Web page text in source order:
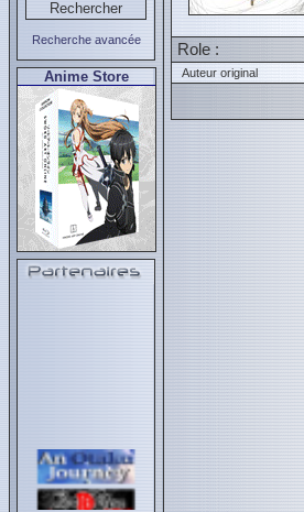
Recherche avancée
Anime Store
Role :
Auteur original